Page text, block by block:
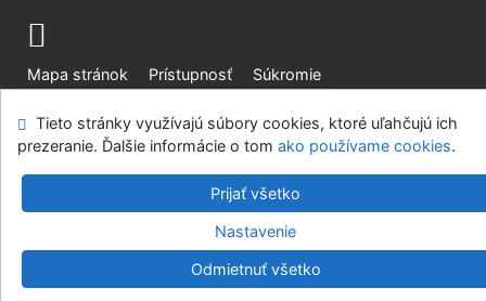
Mapa stránok Prístupnosť
Súkromie
Slovenská lesnícka a drevárska knižnica pri Technickej
univerzite vo Zvolene
©1993-2026IPACv.4.8.63a-Cosmotron Slovakia, s.r.o.
Tieto stránky využívajú súbory cookies, ktoré uľahčujú ich
prezeranie. Ďalšie informácie o tom ako používame cookies.
Prijať všetko
Nastavenie
Odmietnuť všetko